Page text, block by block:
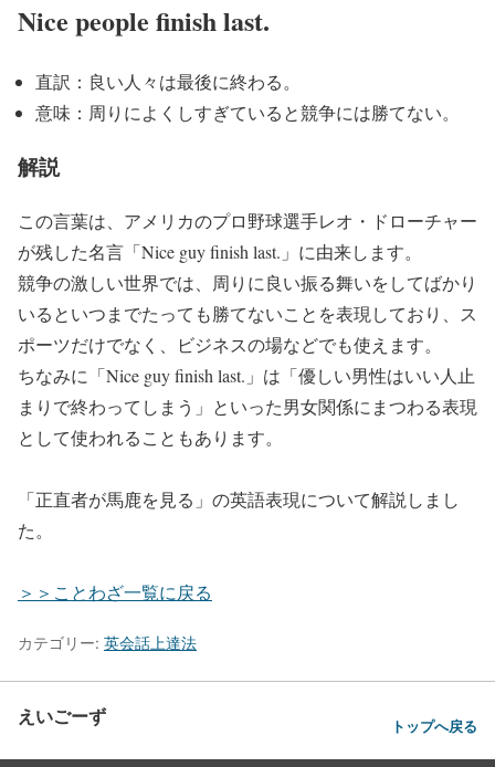
Nice people finish last.
直訳：良い人々は最後に終わる。
意味：周りによくしすぎていると競争には勝てない。
解説
この言葉は、アメリカのプロ野球選手レオ・ドローチャー
が残した名言「Nice guy finish last.」に由来します。
競争の激しい世界では、周りに良い振る舞いをしてばかり
いるといつまでたっても勝てないことを表現しており、ス
ポーツだけでなく、ビジネスの場などでも使えます。
ちなみに「Nice guy finish last.」は「優しい男性はいい人止
まりで終わってしまう」といった男女関係にまつわる表現
として使われることもあります。
「正直者が馬鹿を見る」の英語表現について解説しまし
た。
＞＞ことわざ一覧に戻る
カテゴリー: 英会話上達法
えいごーず トップへ戻る